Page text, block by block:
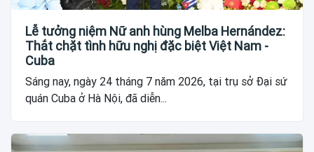
Lễ tưởng niệm Nữ anh hùng Melba Hernández:
Thắt chặt tình hữu nghị đặc biệt Việt Nam -
Cuba
Sáng nay, ngày 24 tháng 7 năm 2026, tại trụ sở Đại sứ
quán Cuba ở Hà Nội, đã diễn...